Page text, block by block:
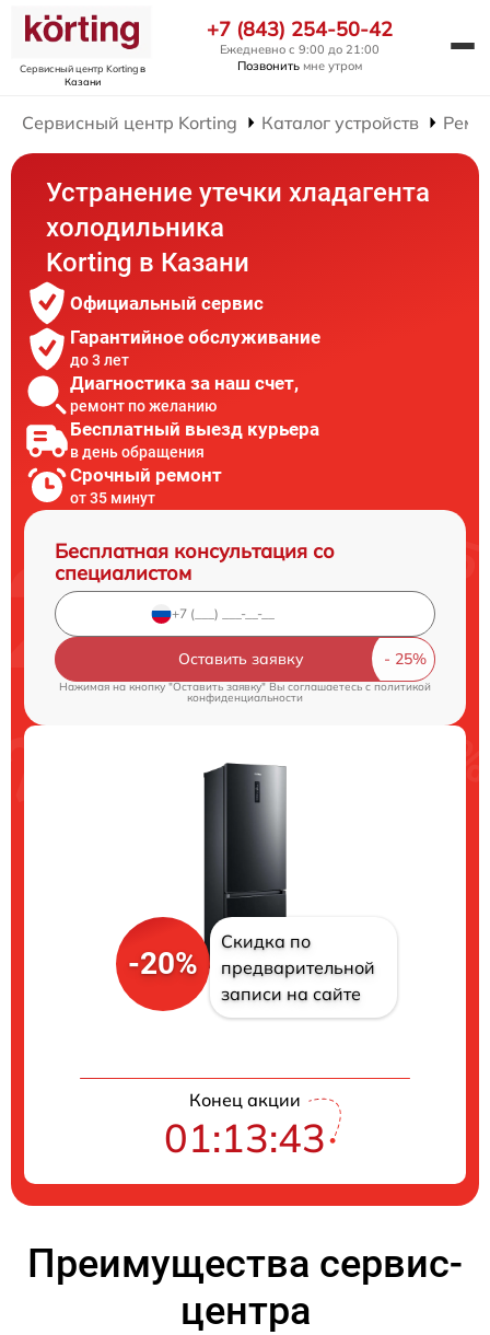
Сервисный центр Kortingв
Казани
+7 (843) 254-50-42
Ежедневно с 9:00 до 21:00
Позвонить мне утром
Сервисный центр Korting Каталог устройств
Устранение утечки хладагента
холодильника
Korting в Казани
Официальный сервис
Гарантийное обслуживание
до 3 лет
Диагностика за наш счет,
ремонт по желанию
Бесплатный выезд курьера
в день обращения
Срочный ремонт
от 35 минут
Бесплатная консультация со
специалистом
Оставить заявку
Нажимая на кнопку "Оставить заявку" Вы соглашаетесь cполитикой
конфиденциальности
-20%
Скидка по
предварительной
записи на сайте
Конец акции
01:13:42
Преимущества сервис-
центра